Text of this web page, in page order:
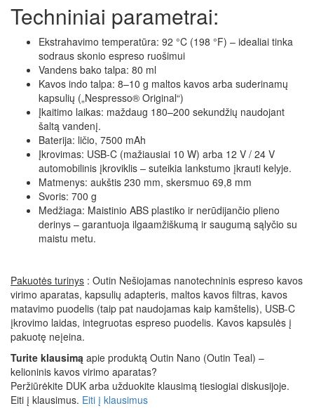
Techniniai parametrai:
Ekstrahavimo temperatūra: 92 °C (198 °F) – idealiai tinka
sodraus skonio espreso ruošimui
Vandens bako talpa: 80 ml
Kavos indo talpa: 8–10 g maltos kavos arba suderinamų
kapsulių („Nespresso® Original“)
Įkaitimo laikas: maždaug 180–200 sekundžių naudojant
šaltą vandenį.
Baterija: ličio, 7500 mAh
Įkrovimas: USB-C (mažiausiai 10 W) arba 12 V / 24 V
automobilinis įkroviklis – suteikia lankstumo įkrauti kelyje.
Matmenys: aukštis 230 mm, skersmuo 69,8 mm
Svoris: 700 g
Medžiaga: Maistinio ABS plastiko ir nerūdijančio plieno
derinys – garantuoja ilgaamžiškumą ir saugumą sąlyčio su
maistu metu.
Pakuotės turinys : Outin Nešiojamas nanotechninis espreso kavos
virimo aparatas, kapsulių adapteris, maltos kavos filtras, kavos
matavimo puodelis (taip pat naudojamas kaip kamštelis), USB-C
įkrovimo laidas, integruotas espreso puodelis. Kavos kapsulės į
pakuotę neįeina.
Turite klausimą apie produktą Outin Nano (Outin Teal) –
kelioninis kavos virimo aparatas?
Peržiūrėkite DUK arba užduokite klausimą tiesiogiai diskusijoje.
Eiti į klausimus. Eiti į klausimus